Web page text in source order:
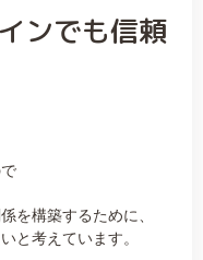
ンでも信頼
を構築するために、
と考えています。